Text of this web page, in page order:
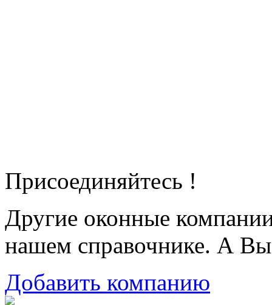
Присоединяйтесь !
Другие оконные
нашем справочнике. А
Добавить компанию